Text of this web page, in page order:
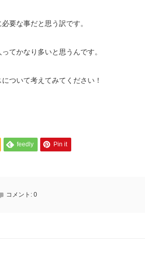
要な事だと思う訳です。
てかなり多いと思うんです。
ついて考えてみてください！
feedly Pin it
コメント: 0